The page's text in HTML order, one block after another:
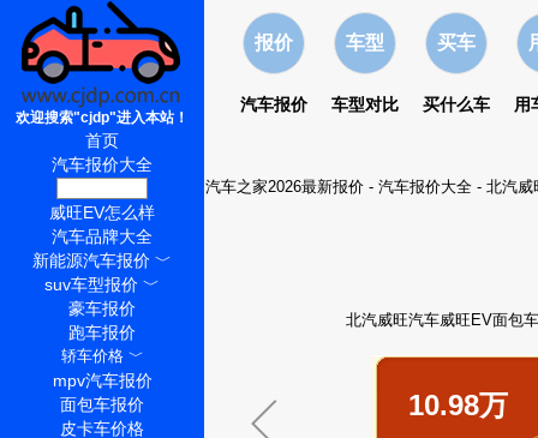
报价
汽车报价
车型
车型对比
买车
买什么车 用
汽车之家2026最新报价 - 汽车报价大全 - 北汽威
北汽威旺汽车威旺EV面包
10.98万
欢迎搜索"cjdp"进入本站！
首页
汽车报价大全
威旺EV怎么样
汽车品牌大全
新能源汽车报价 ﹀
suv车型报价 ﹀
豪车报价
跑车报价
轿车价格﹀
mpv汽车报价
面包车报价
皮卡车价格